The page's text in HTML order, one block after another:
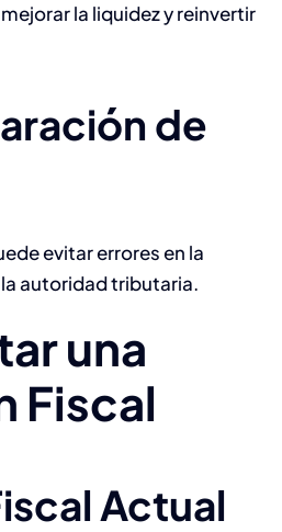
la liquidez y reinvertir
de
evitar errores en la
autoridad tributaria.
una
Fiscal
Actual
talento